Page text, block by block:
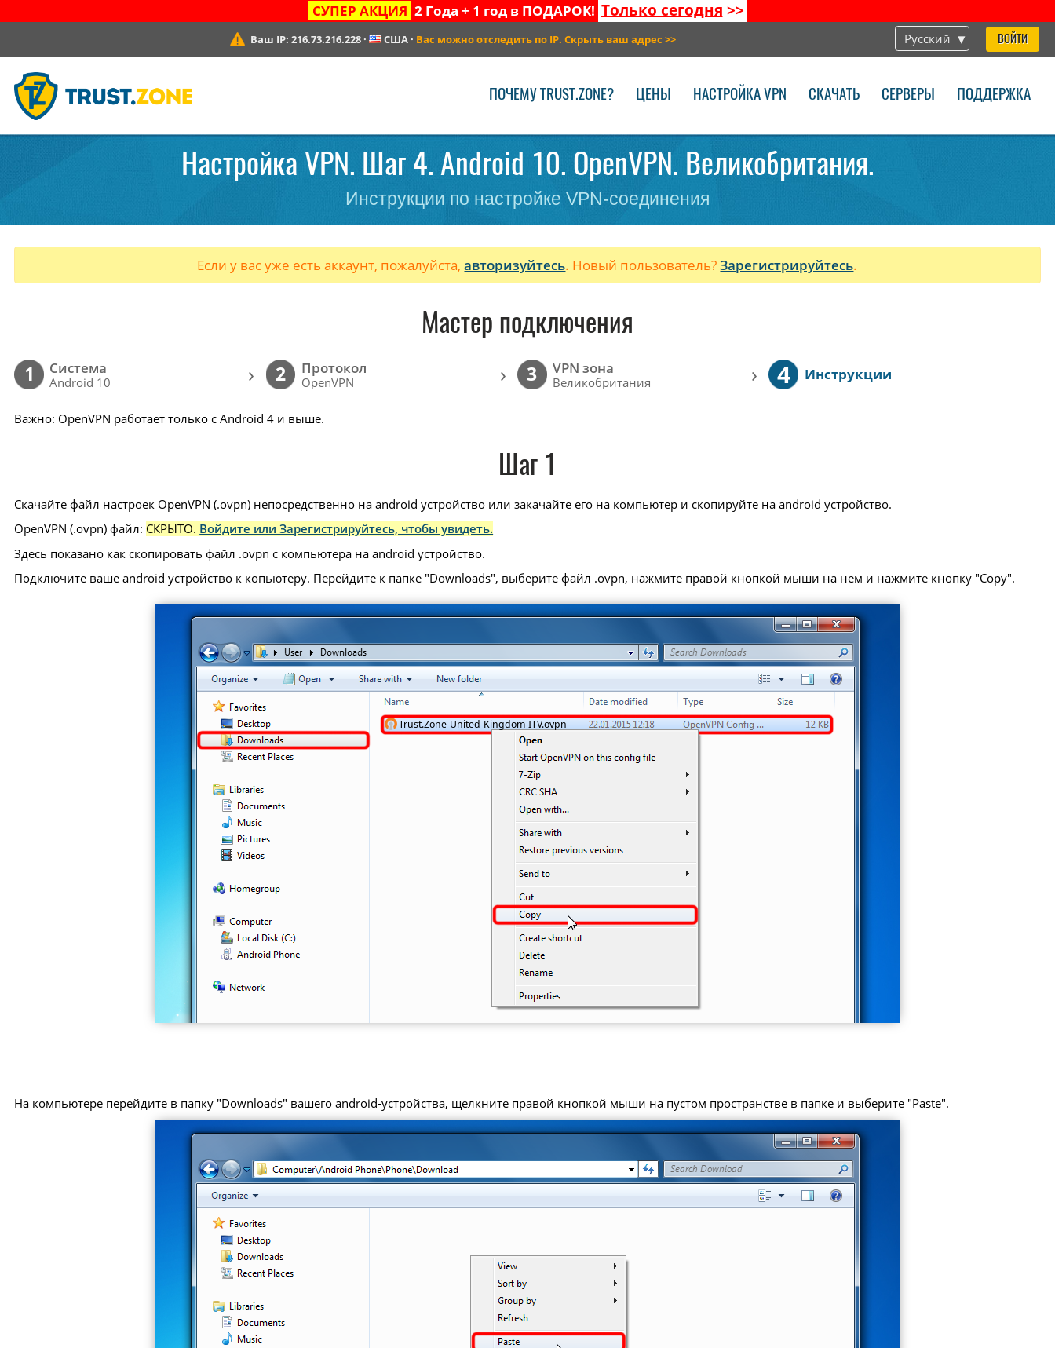
СУПЕР АКЦИЯ 2 Года + 1 год в ПОДАРОК! Только сегодня >>
Русский ВОЙТИ
Ваш IP:216.73.216.228 · США· Вас можно отследить по IP. Скрыть ваш адрес >>
ПОЧЕМУ TRUST.ZONE? ЦЕНЫ НАСТРОЙКА VPN СКАЧАТЬ СЕРВЕРЫ ПОДДЕРЖКА
Настройка VPN. Шаг 4. Android 10. OpenVPN. Великобритания.
Инструкции по настройке VPN-соединения
Если у вас уже есть аккаунт, пожалуйста,авторизуйтесь. Новый пользователь?Зарегистрируйтесь.
Мастер подключения
1 Cистема
Android 10 › 2 Протокол
OpenVPN › 3 VPN зона
Великобритания › 4 Инструкции
Важно: OpenVPN работает только с Android 4 и выше.
Шаг 1
Скачайте файл настроек OpenVPN (.ovpn) непосредственно на android устройство или закачайте его на компьютер и скопируйте на android устройство.
OpenVPN (.ovpn) файл: СКРЫТО. Войдите или Зарегистрируйтесь, чтобы увидеть.
Здесь показано как скопировать файл .ovpn с компьютера на android устройство.
Подключите ваше android устройство к копьютеру. Перейдите к папке "Downloads", выберите файл .ovpn, нажмите правой кнопкой мыши на нем и нажмите кнопку "Copy".
Trust.Zone-United-Kingdom-ITV.ovpn
На компьютере перейдите в папку "Downloads" вашего android-устройства, щелкните правой кнопкой мыши на пустом пространстве в папке и выберите "Paste".